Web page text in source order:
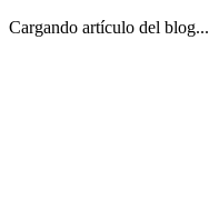
Cargando artículo del blog...